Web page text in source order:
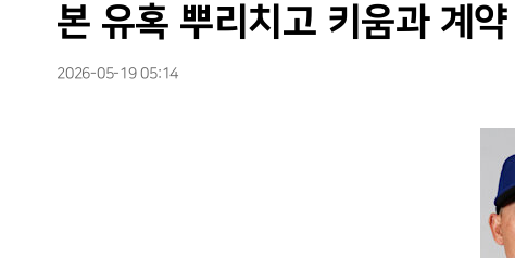
본 유혹 뿌리치고 키움과 계약
2026-05-19 05:14